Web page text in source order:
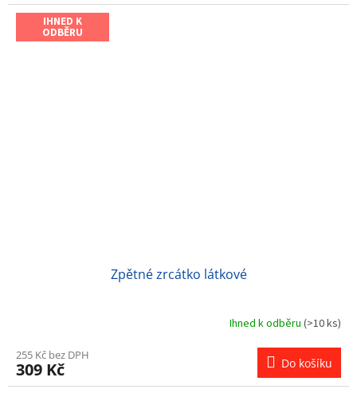
IHNED K
ODBĚRU
Zpětné zrcátko látkové
Ihned k odběru (>10 ks)
255 Kč bez DPH
309 Kč Do košíku